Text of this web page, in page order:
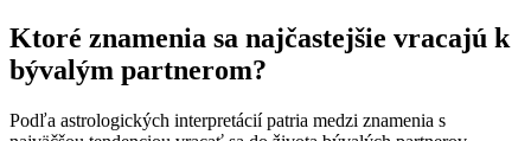
Ktoré znamenia sa najčastejšie vracajú k
bývalým partnerom?
Podľa astrologických interpretácií patria medzi znamenia s